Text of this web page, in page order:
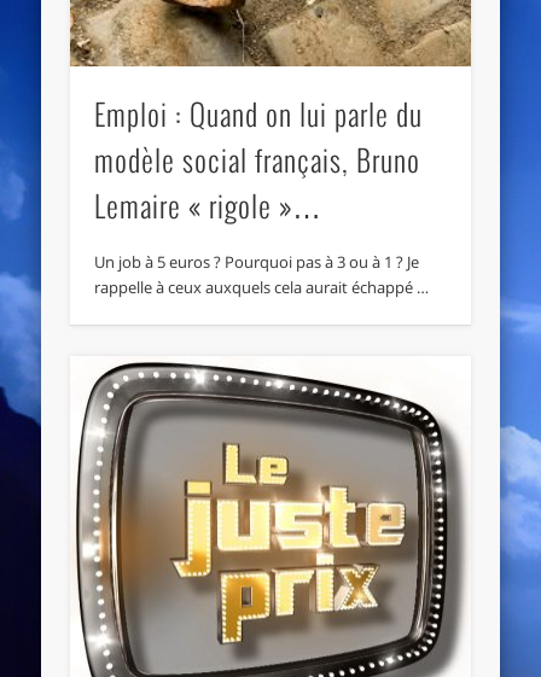
Emploi : Quand on lui parle du
modèle social français, Bruno
Lemaire « rigole »…
Un job à 5 euros ? Pourquoi pas à 3 ou à 1 ? Je
rappelle à ceux auxquels cela aurait échappé …